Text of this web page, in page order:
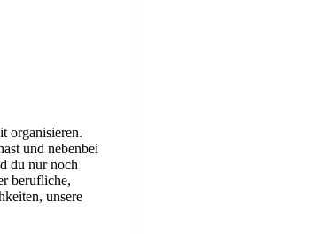
organisieren.
und nebenbei
du nur noch
berufliche,
unsere